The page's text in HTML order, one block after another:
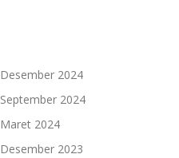
Desember 2024
September 2024
Maret 2024
Desember 2023